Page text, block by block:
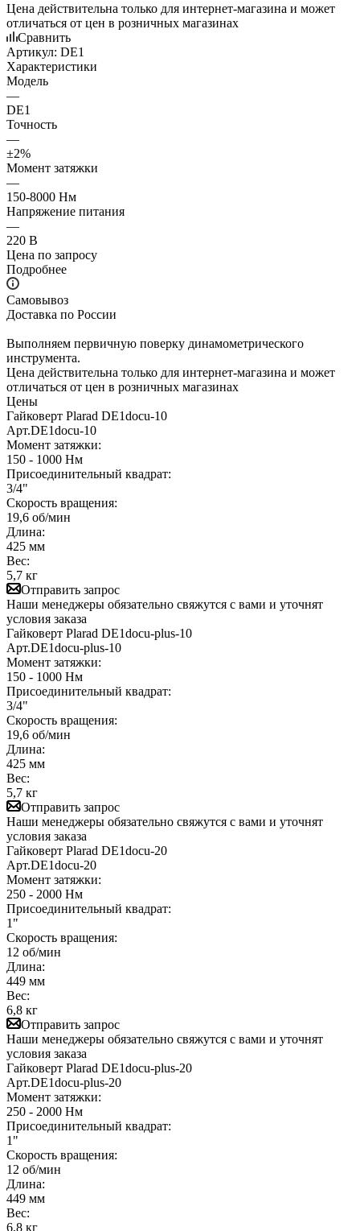
Цена действительна только для интернет-магазина и может
отличаться от цен в розничных магазинах
Сравнить
Артикул: DE1
Характеристики
Модель
—
DE1
Точность
—
±2%
Момент затяжки
—
150-8000 Нм
Напряжение питания
—
220 В
Цена по запросу
Подробнее
Самовывоз
Доставка по России
Выполняем первичную поверку динамометрического
инструмента.
Цена действительна только для интернет-магазина и может
отличаться от цен в розничных магазинах
Цены
Гайковерт Plarad DE1docu-10
Арт.DE1docu-10
Момент затяжки:
150 - 1000 Нм
Присоединительный квадрат:
3/4"
Скорость вращения:
19,6 об/мин
Длина:
425 мм
Вес:
5,7 кг
Отправить запрос
Наши менеджеры обязательно свяжутся с вами и уточнят
условия заказа
Гайковерт Plarad DE1docu-plus-10
Арт.DE1docu-plus-10
Момент затяжки:
150 - 1000 Нм
Присоединительный квадрат:
3/4"
Скорость вращения:
19,6 об/мин
Длина:
425 мм
Вес:
5,7 кг
Отправить запрос
Наши менеджеры обязательно свяжутся с вами и уточнят
условия заказа
Гайковерт Plarad DE1docu-20
Арт.DE1docu-20
Момент затяжки:
250 - 2000 Нм
Присоединительный квадрат:
1"
Скорость вращения:
12 об/мин
Длина:
449 мм
Вес:
6,8 кг
Отправить запрос
Наши менеджеры обязательно свяжутся с вами и уточнят
условия заказа
Гайковерт Plarad DE1docu-plus-20
Арт.DE1docu-plus-20
Момент затяжки:
250 - 2000 Нм
Присоединительный квадрат:
1"
Скорость вращения:
12 об/мин
Длина:
449 мм
Вес:
6,8 кг